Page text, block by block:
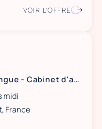
VOIR L'OFFRE
Hôte(sse) d'accueil bilingue - Cabinet d'avocats (30h) (H/F)
midi
France